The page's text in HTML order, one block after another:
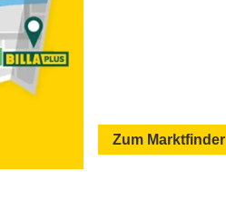
Zum Marktfinder